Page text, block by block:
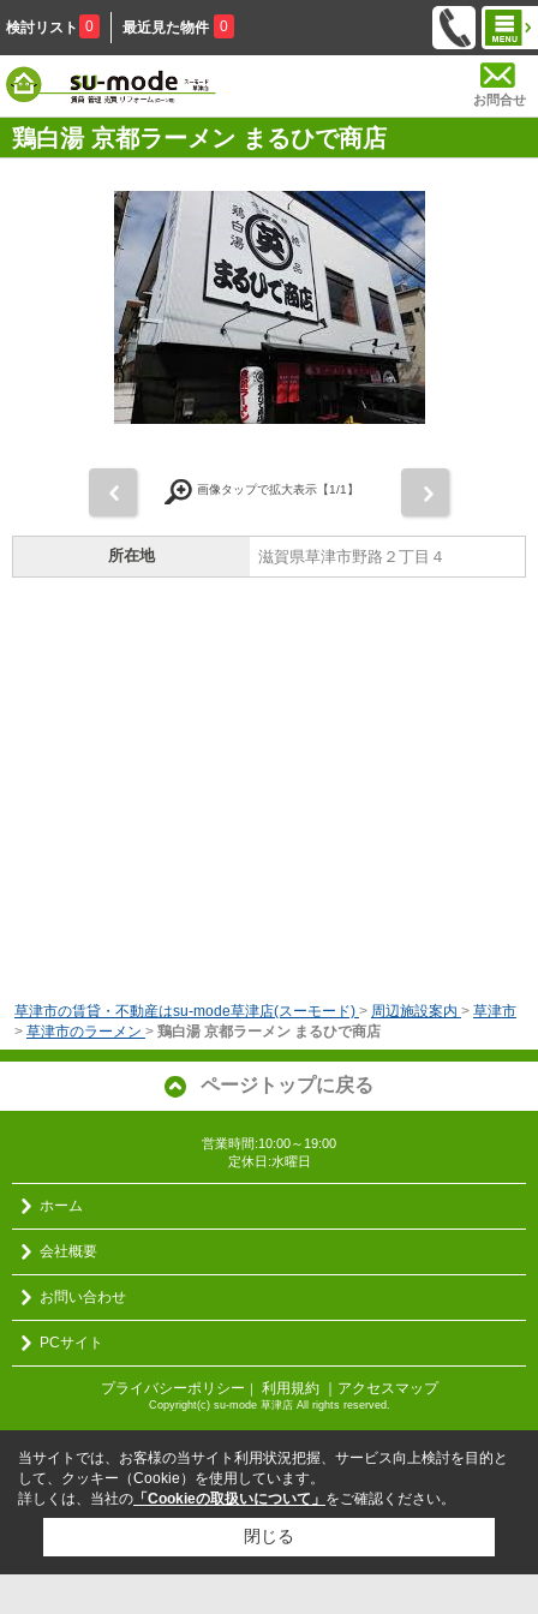
検討リスト 0 最近見た物件 0
お問合せ
鶏白湯 京都ラーメン まるひで商店
画像タップで拡大表示【1/1】
所在地 滋賀県草津市野路２丁目４
草津市の賃貸・不動産はsu-mode草津店(スーモード) > 周辺施設案内 > 草津市
> 草津市のラーメン > 鶏白湯 京都ラーメン まるひで商店
ページトップに戻る
営業時間:10:00～19:00
定休日:水曜日
ホーム
会社概要
お問い合わせ
PCサイト
プライバシーポリシー ｜ 利用規約 ｜アクセスマップ
Copyright(c) su-mode 草津店 All rights reserved.
当サイトでは、お客様の当サイト利用状況把握、サービス向上検討を目的と
して、クッキー（Cookie）を使用しています。
詳しくは、当社の 「Cookieの取扱いについて」 をご確認ください。
閉じる